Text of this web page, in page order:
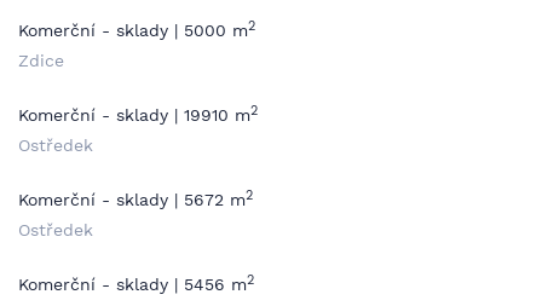
Komerční - sklady | 5000 m2
Zdice
Komerční - sklady | 19910 m2
Ostředek
Komerční - sklady | 5672 m2
Ostředek
Komerční - sklady | 5456 m2